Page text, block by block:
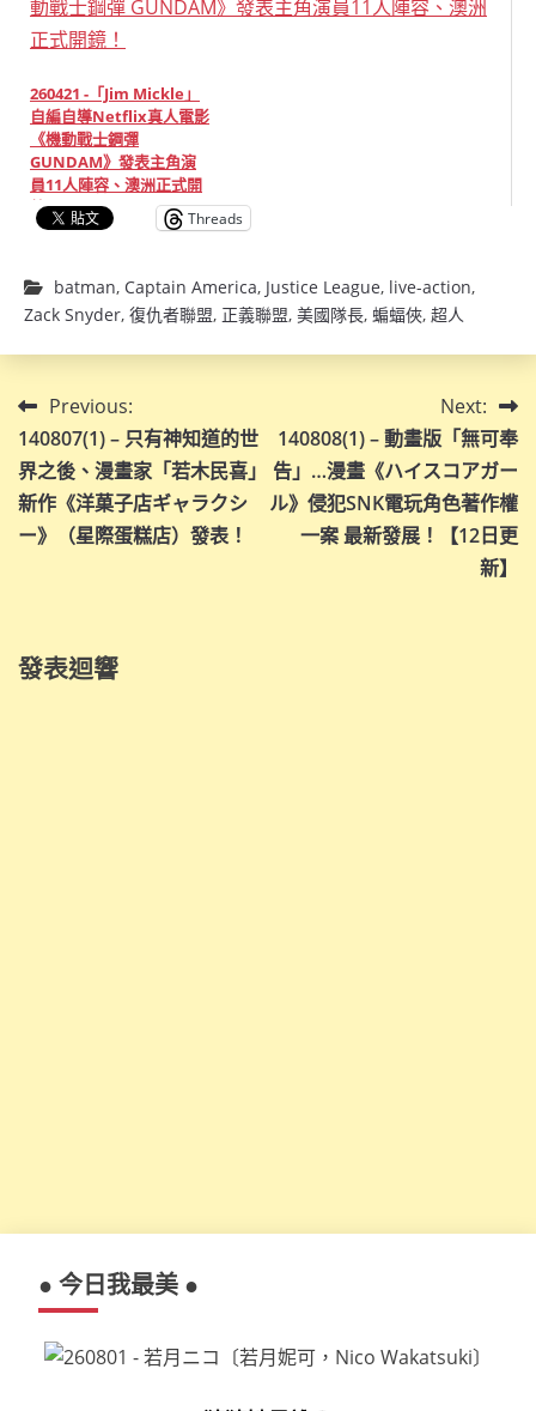
260421 -「Jim Mickle」
自編自導Netflix真人電影
《機動戰士鋼彈
GUNDAM》發表主角演
員11人陣容、澳洲正式開
鏡！
Threads
batman, Captain America, Justice League, live-action,
Zack Snyder, 復仇者聯盟, 正義聯盟, 美國隊長, 蝙蝠俠, 超人
文
章
導
覽
Previous:
140807(1) – 只有神知道的世
界之後、漫畫家「若木民喜」
新作《洋菓子店ギャラクシ
ー》（星際蛋糕店）發表！
Next:
140808(1) – 動畫版「無可奉
告」…漫畫《ハイスコアガー
ル》侵犯SNK電玩角色著作權
一案 最新發展！【12日更
新】
發表迴響
● 今日我最美 ●